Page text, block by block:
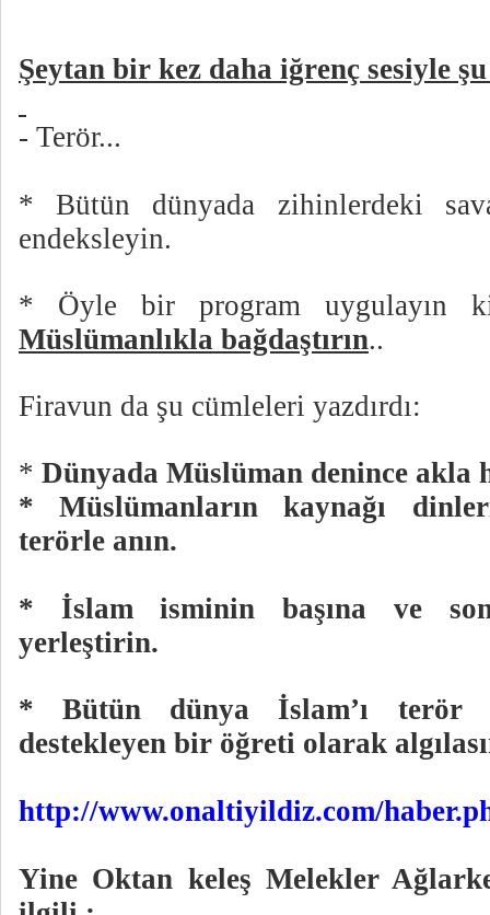
Şeytan bir kez daha iğrenç sesiyle
- Terör...
* Bütün dünyada zihinlerdeki
endeksleyin.
* Öyle bir program uygulayın
Müslümanlıkla bağdaştırın..
Firavun da şu cümleleri yazdırdı:
* Dünyada Müslüman denince akla
* Müslümanların kaynağı
terörle anın.
* İslam isminin başına ve
yerleştirin.
* Bütün dünya İslam’ı terör
destekleyen bir öğreti olarak
http://www.onaltiyildiz.com/
Yine Oktan keleş Melekler